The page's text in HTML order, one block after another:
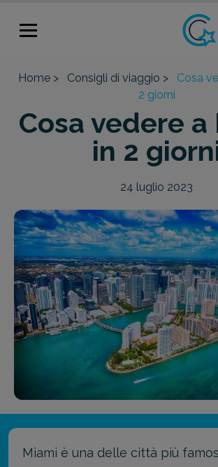
Home > Consigli di viaggio >
Cosa
2 giorni
Cosa vedere a
in 2
24 luglio 2023
Miami è una delle città più